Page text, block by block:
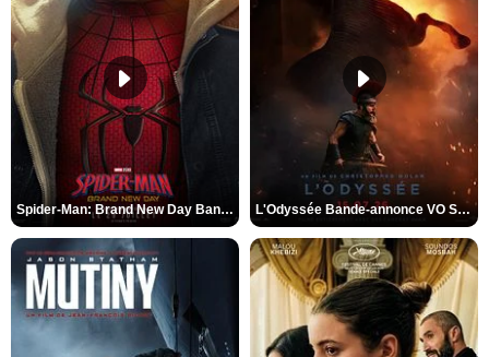
Spider-Man: Brand New Day Bande-annonce VO STFR L'Odyssée Bande-annonce VO STFR